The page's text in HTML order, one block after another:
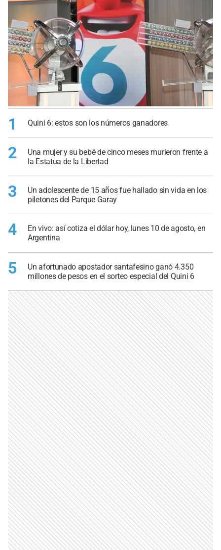
1 Quini 6: estos son los números ganadores
2
Una mujer y su bebé de cinco meses murieron frente a
la Estatua de la Libertad
3
Un adolescente de 15 años fue hallado sin vida en los
piletones del Parque Garay
4
En vivo: así cotiza el dólar hoy, lunes 10 de agosto, en
Argentina
5
Un afortunado apostador santafesino ganó 4.350
millones de pesos en el sorteo especial del Quini 6